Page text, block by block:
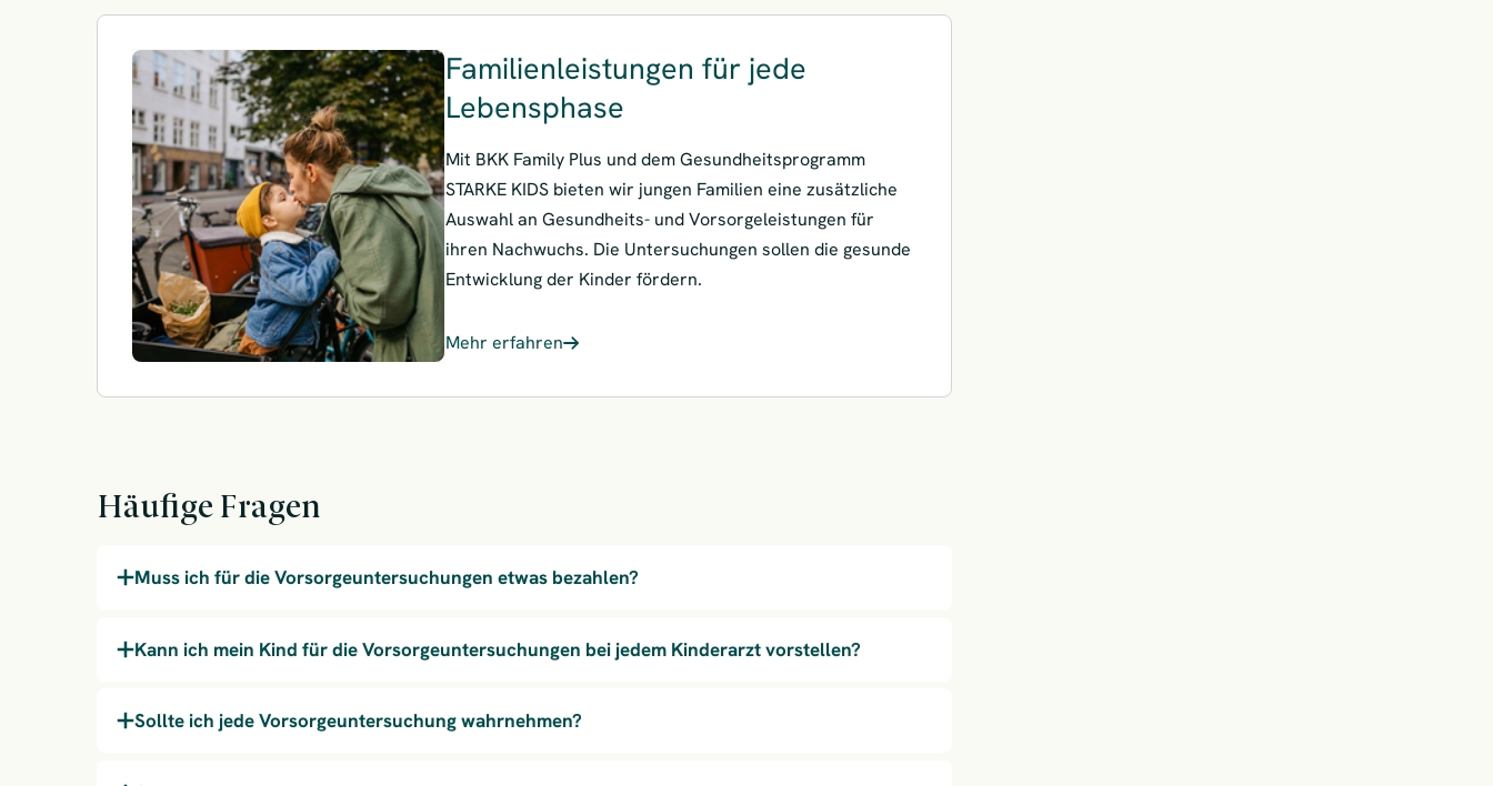
Familienleistungen für jede
Lebensphase
Mit BKK Family Plus und dem Gesundheitsprogramm
STARKE KIDS bieten wir jungen Familien eine zusätzliche
Auswahl an Gesundheits- und Vorsorgeleistungen für
ihren Nachwuchs. Die Untersuchungen sollen die gesunde
Entwicklung der Kinder fördern.
Mehr erfahren
– Familienleistungen für jede Lebensphase
Häufige Fragen
Muss ich für die Vorsorgeuntersuchungen etwas bezahlen?
Kann ich mein Kind für die Vorsorgeuntersuchungen bei jedem Kinderarzt vorstellen?
Sollte ich jede Vorsorgeuntersuchung wahrnehmen?